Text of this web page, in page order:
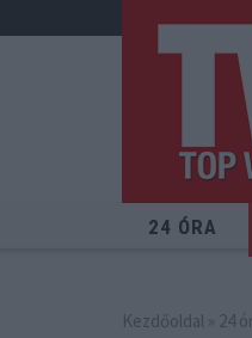
24 ÓRA
Kezdőoldal » 24